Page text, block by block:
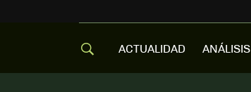
ACTUALIDAD ANÁLISIS